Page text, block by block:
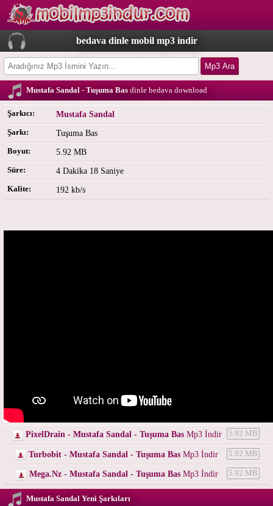
bedava dinle mobil mp3 indir
Mustafa Sandal - Tuşuma Basdinle bedava download
Şarkıcı: Mustafa Sandal
Şarkı: Tuşuma Bas
Boyut: 5.92 MB
Süre: 4 Dakika 18 Saniye
Kalite: 192 kb/s
PixelDrain - Mustafa Sandal - Tuşuma BasMp3 İndir 5.92 MB
Turbobit - Mustafa Sandal - Tuşuma Bas Mp3 İndir 5.92 MB
Mega.Nz - Mustafa Sandal - Tuşuma BasMp3 İndir 5.92 MB
Mustafa Sandal Yeni Şarkıları